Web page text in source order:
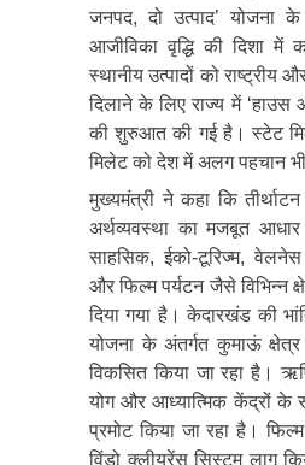
जनपद, दो उत्पाद’ योजना
आजीविका वृद्धि की दिशा में
स्थानीय उत्पादों को राष्ट्रीय
दिलाने के लिए राज्य में ‘हाउस
की शुरुआत की गई है। स्टेट
मिलेट को देश में अलग पहचान भी
मुख्यमंत्री ने कहा कि
अर्थव्यवस्था का मजबूत आधार
साहसिक, ईको-टूरिज्म, वेलनेस
और फिल्म पर्यटन जैसे विभिन्न
दिया गया है। केदारखंड की
योजना के अंतर्गत कुमाऊं
विकसित किया जा रहा है।
योग और आध्यात्मिक केंद्रों के
प्रमोट किया जा रहा है।
विंडो क्लीयरेंस सिस्टम लागू